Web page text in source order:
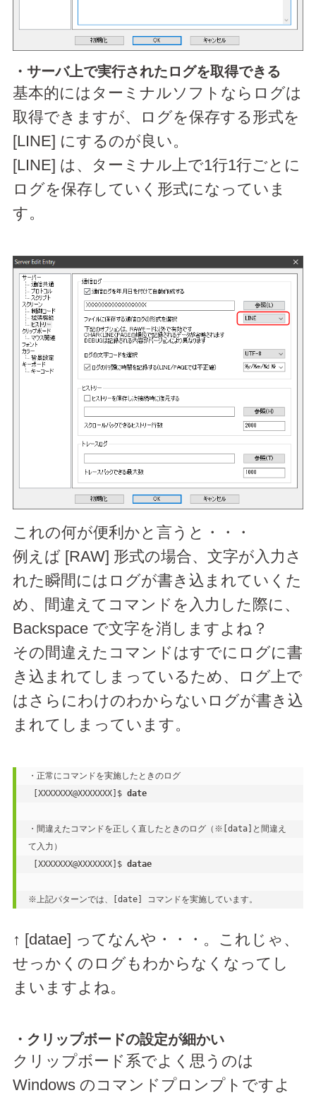
・サーバ上で実行されたログを取得できる
基本的にはターミナルソフトならログは
取得できますが、ログを保存する形式を
[LINE] にするのが良い。
[LINE] は、ターミナル上で1行1行ごとに
ログを保存していく形式になっていま
す。
これの何が便利かと言うと・・・
例えば [RAW] 形式の場合、文字が入力さ
れた瞬間にはログが書き込まれていくた
め、間違えてコマンドを入力した際に、
Backspace で文字を消しますよね？
その間違えたコマンドはすでにログに書
き込まれてしまっているため、ログ上で
はさらにわけのわからないログが書き込
まれてしまっています。
・正常にコマンドを実施したときのログ
[XXXXXXX@XXXXXXX]$ date
・間違えたコマンドを正しく直したときのログ（※[data]と間違え
て入力）
[XXXXXXX@XXXXXXX]$ datae
※上記パターンでは、[date] コマンドを実施しています。
↑ [datae] ってなんや・・・。これじゃ、
せっかくのログもわからなくなってし
まいますよね。
・クリップボードの設定が細かい
クリップボード系でよく思うのは
Windows のコマンドプロンプトですよ